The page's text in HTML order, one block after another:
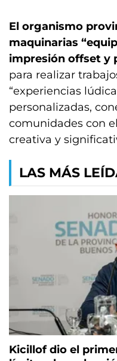
El organismo
maquinarias
impresión offset y
para realizar
“experiencias
personalizadas,
comunidades con
creativa y
LAS MÁS
Kicillof dio el